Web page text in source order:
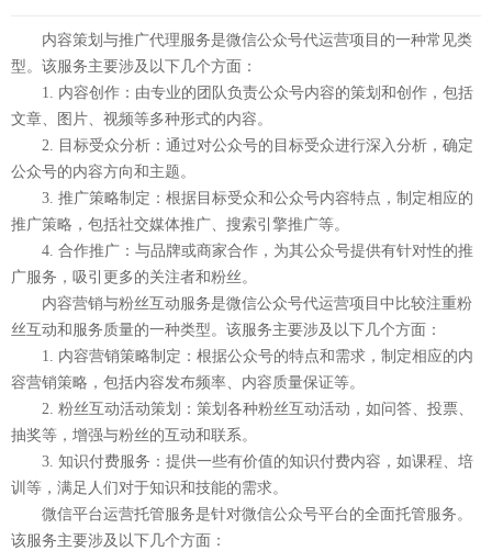
内容策划与推广代理服务是微信公众号代运营项目的一种常见类
型。该服务主要涉及以下几个方面：
1. 内容创作：由专业的团队负责公众号内容的策划和创作，包括
文章、图片、视频等多种形式的内容。
2. 目标受众分析：通过对公众号的目标受众进行深入分析，确定
公众号的内容方向和主题。
3. 推广策略制定：根据目标受众和公众号内容特点，制定相应的
推广策略，包括社交媒体推广、搜索引擎推广等。
4. 合作推广：与品牌或商家合作，为其公众号提供有针对性的推
广服务，吸引更多的关注者和粉丝。
内容营销与粉丝互动服务是微信公众号代运营项目中比较注重粉
丝互动和服务质量的一种类型。该服务主要涉及以下几个方面：
1. 内容营销策略制定：根据公众号的特点和需求，制定相应的内
容营销策略，包括内容发布频率、内容质量保证等。
2. 粉丝互动活动策划：策划各种粉丝互动活动，如问答、投票、
抽奖等，增强与粉丝的互动和联系。
3. 知识付费服务：提供一些有价值的知识付费内容，如课程、培
训等，满足人们对于知识和技能的需求。
微信平台运营托管服务是针对微信公众号平台的全面托管服务。
该服务主要涉及以下几个方面：